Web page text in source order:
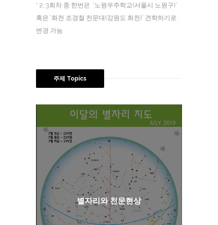
* 2, 3회차 중 한번은 ‘노원우주학교(서울시 노원구)’
혹은 ‘화천 조경철 천문대(강원도 화천)’ 견학하기로
변경 가능
주제 Topics
별자리와 천문현상